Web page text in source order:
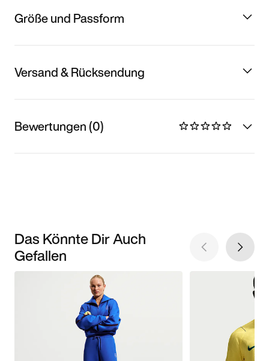
Größe und Passform
Versand & Rücksendung
Bewertungen (0)
Das Könnte Dir Auch
Gefallen